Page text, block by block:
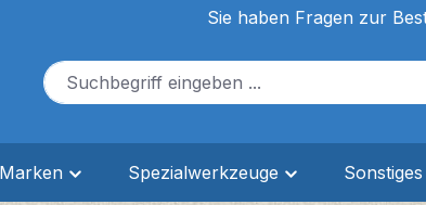
Sie haben Fragen zur
Spezialwerkzeuge Sonstiges